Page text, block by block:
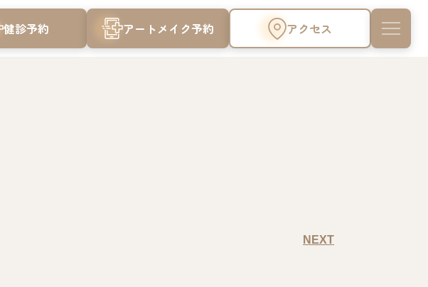
健診予約 アートメイク予約 アクセス
NEXT